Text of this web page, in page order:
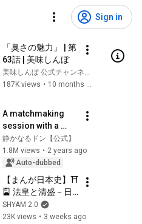
Sign in
「臭さの魅力」 | 第
63話 | 美味しんぼ
美味しんぼ 公式チャンネル【デジタルリマスター版】
187K views • 10 months ago
A matchmaking
session with a
beautiful female
boss... She
suddenly gets
taken advantage of
[Silen...
静かなるドン【公式】
1.8M views • 2 years ago
Auto-dubbed
【まんが日本史】⛩️
🎴 法皇と清盛－日
本を動かした危険な
同盟－
SHYAM 2.0
23K views • 3 weeks ago